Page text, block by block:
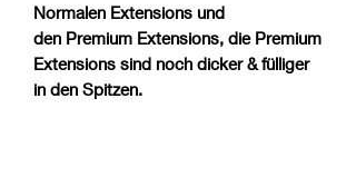
Normalen Extensions und
den Premium Extensions, die Premium
Extensions sind noch dicker & fülliger
in den Spitzen.